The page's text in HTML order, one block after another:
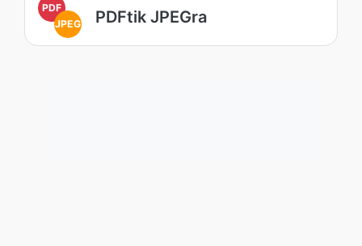
PDF
JPEG
PDFtik JPEGra